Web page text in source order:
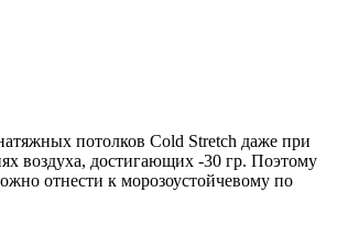
потолков Cold Stretch даже при
воздуха, достигающих -30 гр. Поэтому
отнести к морозоустойчевому по